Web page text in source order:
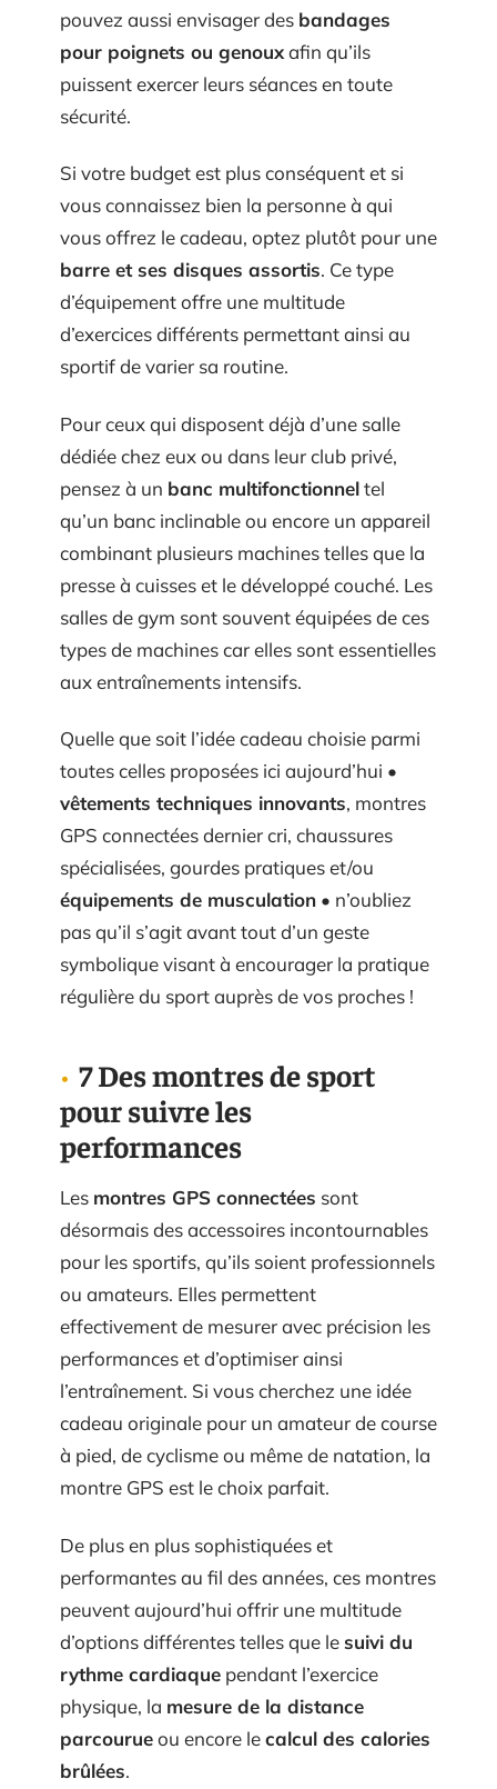
pouvez aussi envisager des bandages
pour poignets ou genouxafin qu’ils
puissent exercer leurs séances en toute
sécurité.
Si votre budget est plus conséquent et si
vous connaissez bien la personne à qui
vous offrez le cadeau, optez plutôt pour une
barre et ses disques assortis. Ce type
d’équipement offre une multitude
d’exercices différents permettant ainsi au
sportif de varier sa routine.
Pour ceux qui disposent déjà d’une salle
dédiée chez eux ou dans leur club privé,
pensez à un banc multifonctionneltel
qu’un banc inclinable ou encore un appareil
combinant plusieurs machines telles que la
presse à cuisses et le développé couché. Les
salles de gym sont souvent équipées de ces
types de machines car elles sont essentielles
aux entraînements intensifs.
Quelle que soit l’idée cadeau choisie parmi
toutes celles proposées ici aujourd’hui •
vêtements techniques innovants, montres
GPS connectées dernier cri, chaussures
spécialisées, gourdes pratiques et/ou
équipements de musculation • n’oubliez
pas qu’il s’agit avant tout d’un geste
symbolique visant à encourager la pratique
régulière du sport auprès de vos proches !
7 Des montres de sport
pour suivre les
performances
Les montres GPS connectées sont
désormais des accessoires incontournables
pour les sportifs, qu’ils soient professionnels
ou amateurs. Elles permettent
effectivement de mesurer avec précision les
performances et d’optimiser ainsi
l’entraînement. Si vous cherchez une idée
cadeau originale pour un amateur de course
à pied, de cyclisme ou même de natation, la
montre GPS est le choix parfait.
De plus en plus sophistiquées et
performantes au fil des années, ces montres
peuvent aujourd’hui offrir une multitude
d’options différentes telles que lesuivi du
rythme cardiaque pendant l’exercice
physique, la mesure de la distance
parcourueou encore lecalcul des calories
brûlées.